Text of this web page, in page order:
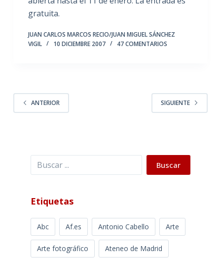
gratuita.
JUAN CARLOS MARCOS RECIO/JUAN MIGUEL SÁNCHEZ
VIGIL
10 DICIEMBRE 2007 47 COMENTARIOS
ANTERIOR SIGUIENTE
Buscar Buscar
Etiquetas
Abc Af.es Antonio Cabello Arte
Arte fotográfico Ateneo de Madrid